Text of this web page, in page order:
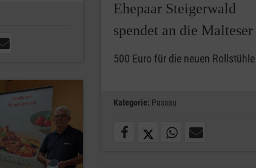
Ehepaar Steigerwald
spendet an die Malteser
500 Euro für die neuen Rollstühle
Kategorie: Passau